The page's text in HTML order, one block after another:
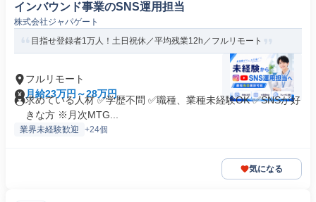
インバウンド事業のSNS運用担当
株式会社ジャパゲート
目指せ登録者1万人！土日祝休／平均残業12h／フルリモート
フルリモート
月給23万円～28万円
求めている人材 ✅学歴不問 ✅職種、業種未経験OK ✅SNSが好
きな方 ※月次MTG...
業界未経験歓迎 +24個
気になる